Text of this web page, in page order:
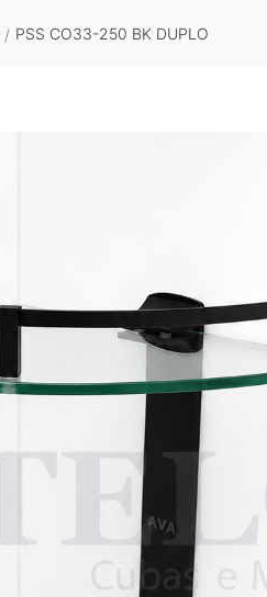
/ PSS CO33-250 BK DUPLO